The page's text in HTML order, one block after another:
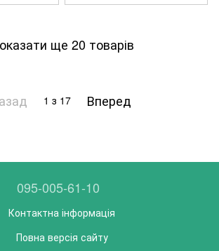
ще 20 товарів
1 з 17 Вперед
095-005-61-10
Контактна інформація
Повна версія сайту